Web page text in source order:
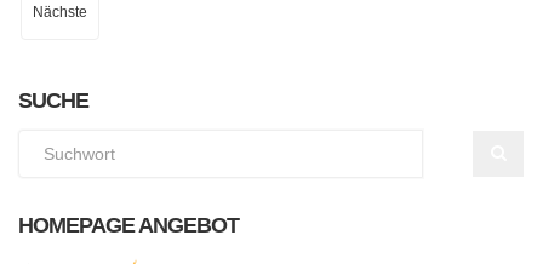
Nächste
SUCHE
HOMEPAGE ANGEBOT